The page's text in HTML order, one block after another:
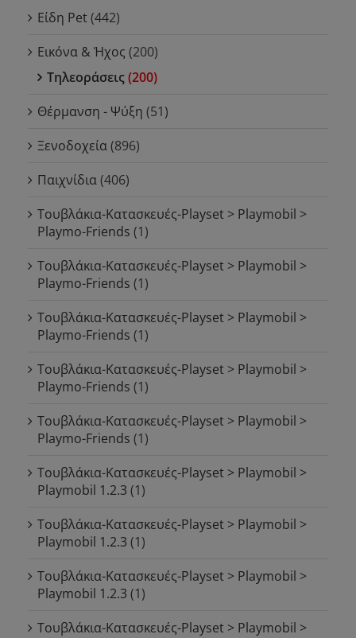
Είδη Pet(442)
Εικόνα & Ήχος (200)
Τηλεοράσεις(200)
Θέρμανση - Ψύξη (51)
Ξενοδοχεία(896)
Παιχνίδια(406)
Τουβλάκια-Κατασκευές-Playset > Playmobil >
Playmo-Friends (1)
Τουβλάκια-Κατασκευές-Playset > Playmobil >
Playmo-Friends (1)
Τουβλάκια-Κατασκευές-Playset > Playmobil >
Playmo-Friends (1)
Τουβλάκια-Κατασκευές-Playset > Playmobil >
Playmo-Friends (1)
Τουβλάκια-Κατασκευές-Playset > Playmobil >
Playmo-Friends (1)
Τουβλάκια-Κατασκευές-Playset > Playmobil >
Playmobil 1.2.3 (1)
Τουβλάκια-Κατασκευές-Playset > Playmobil >
Playmobil 1.2.3 (1)
Τουβλάκια-Κατασκευές-Playset > Playmobil >
Playmobil 1.2.3 (1)
Τουβλάκια-Κατασκευές-Playset > Playmobil >